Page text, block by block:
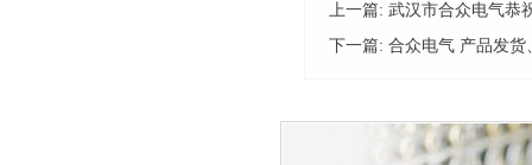
上一篇: 武汉市合众电气恭
下一篇: 合众电气 产品发货